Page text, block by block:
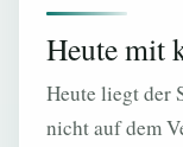
Heute mit
Heute liegt der
nicht auf dem